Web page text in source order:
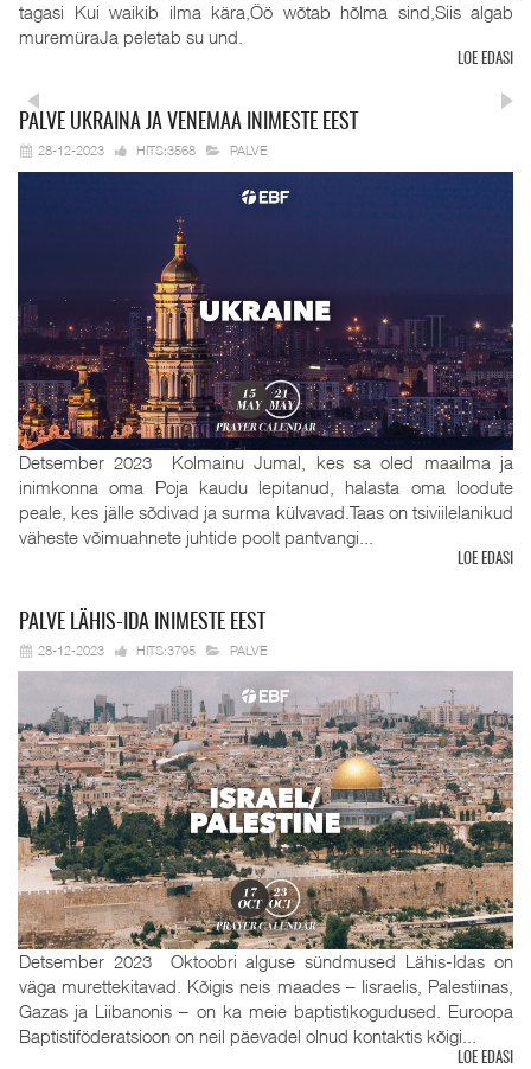
tagasi Kui waikib ilma kära,Öö wõtab hõlma sind,Siis algab
muremüraJa peletab su und.
LOE EDASI
PALVE UKRAINA JA VENEMAA INIMESTE EEST
28-12-2023 HITS:3568 PALVE
Detsember 2023 Kolmainu Jumal, kes sa oled maailma ja
inimkonna oma Poja kaudu lepitanud, halasta oma loodute
peale, kes jälle sõdivad ja surma külvavad.Taas on tsiviilelanikud
väheste võimuahnete juhtide poolt pantvangi...
LOE EDASI
PALVE LÄHIS-IDA INIMESTE EEST
28-12-2023 HITS:3795 PALVE
Detsember 2023 Oktoobri alguse sündmused Lähis-Idas on
väga murettekitavad. Kõigis neis maades – Iisraelis, Palestiinas,
Gazas ja Liibanonis – on ka meie baptistikogudused. Euroopa
Baptistiföderatsioon on neil päevadel olnud kontaktis kõigi...
LOE EDASI